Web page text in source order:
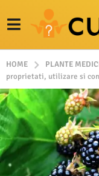
HOME PLANTE
proprietati, utilizare si